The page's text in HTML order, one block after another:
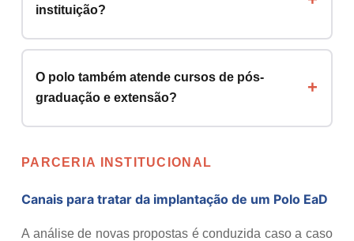
instituição?
O polo também atende cursos de pós-
graduação e extensão?
PARCERIA INSTITUCIONAL
Canais para tratar da implantação de um Polo EaD
A análise de novas propostas é conduzida caso a caso